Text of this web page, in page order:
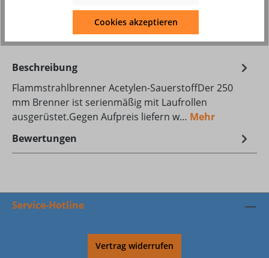
10011456
Beschreibung
Flammstrahlbrenner Acetylen-SauerstoffDer 250
mm Brenner ist serienmäßig mit Laufrollen
ausgerüstet.Gegen Aufpreis liefern w… Mehr
Bewertungen
Service-Hotline
Vertrag widerrufen
Cookies akzeptieren